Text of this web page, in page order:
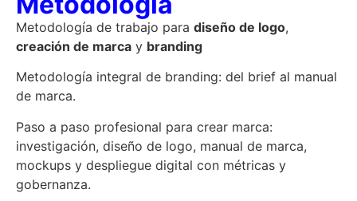
Metodología de trabajo para diseño de logo,
creación de marca y branding
Metodología integral de branding: del brief al manual
de marca.
Paso a paso profesional para crear marca:
investigación, diseño de logo, manual de marca,
mockups y despliegue digital con métricas y
gobernanza.